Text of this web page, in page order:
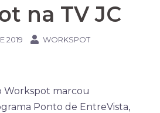
na TV JC
2019
WORKSPOT
Workspot marcou
Ponto de EntreVista,